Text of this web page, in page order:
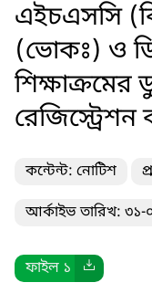
এইচএসসি
(ভোকঃ) ও
শিক্ষাক্রমের
রেজিস্ট্রেশন
কন্টেন্ট: নোটিশ
আর্কাইভ তারিখ: ৩১-
ফাইল ১